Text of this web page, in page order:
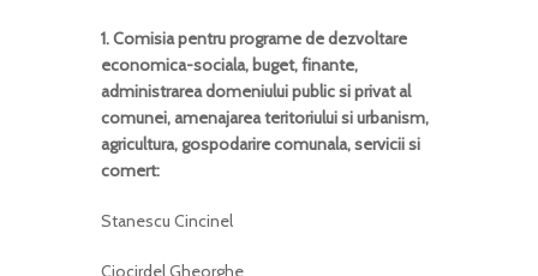
1. Comisia pentru programe de dezvoltare
economica-sociala, buget, finante,
administrarea domeniului public si privat al
comunei, amenajarea teritoriului si urbanism,
agricultura, gospodarire comunala, servicii si
comert:
Stanescu Cincinel
Ciocirdel Gheorghe